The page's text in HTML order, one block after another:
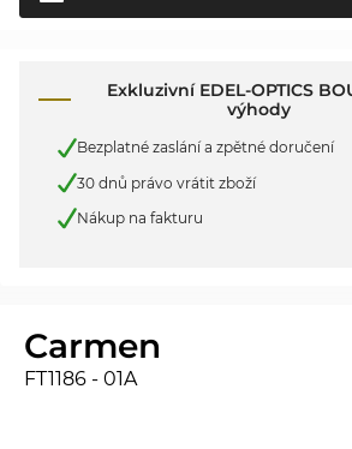
Exkluzivní EDEL-OPTICS
výhody
Bezplatné zaslání a zpětné doručení
30 dnů právo vrátit zboží
Nákup na fakturu
Carmen
FT1186 - 01A